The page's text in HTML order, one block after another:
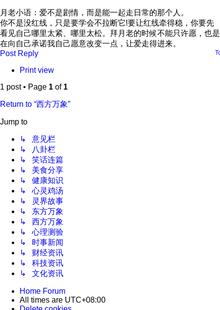
月老小语：爱不是剧情，而是能一起走日常的那个人。
你不是没红线，只是要学会不拉断它!要让红线牵得稳，你要先
看见自己哪里太紧、哪里太松。拜月老的时候不能只许愿，也是
在向自己承诺我自己愿意改变一点，让爱走得进来。
Post Reply
Print view
1 post • Page 1 of 1
Return to “西方万象”
Jump to
↳ 意见栏
↳ 八卦栏
↳ 笑话连篇
↳ 美食分享
↳ 健康知识
↳ 心灵鸡汤
↳ 灵界故事
↳ 东方万象
↳ 西方万象
↳ 心理测验
↳ 时事新闻
↳ 财经资讯
↳ 科技资讯
↳ 文化资讯
Home Forum
All times are UTC+08:00